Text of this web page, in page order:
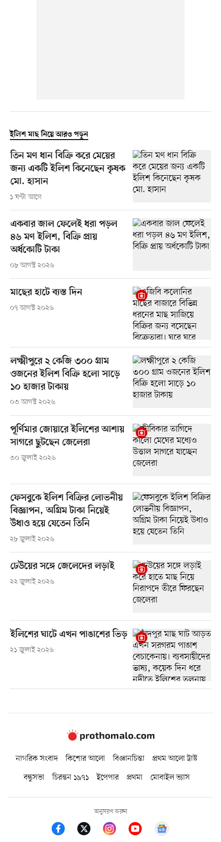
ইলিশ মাছ নিয়ে আরও পড়ুন
তিন মণ ধান বিক্রি করে মেয়ের
জন্য একটি ইলিশ কিনেছেন কৃষক
মো. হাসান
১ ঘণ্টা আগে
একবার জাল ফেলেই ধরা পড়ল
৪৬ মণ ইলিশ, বিক্রি প্রায়
অর্ধকোটি টাকা
০৮ আগস্ট ২০২৬
মাছের হাটে ব্যস্ত দিন
০৭ আগস্ট ২০২৬
লক্ষ্মীপুরে ২ কেজি ৩০০ গ্রাম
ওজনের ইলিশ বিক্রি হলো সাড়ে
১০ হাজার টাকায়
০৩ আগস্ট ২০২৬
পূর্ণিমার জোয়ারে ইলিশের আশায়
সাগরে ছুটছেন জেলেরা
৩০ জুলাই ২০২৬
ফেসবুকে ইলিশ বিক্রির লোভনীয়
বিজ্ঞাপন, অগ্রিম টাকা নিয়েই
উধাও হয়ে যেতেন তিনি
২৮ জুলাই ২০২৬
ঢেউয়ের সঙ্গে জেলেদের লড়াই
২২ জুলাই ২০২৬
ইলিশের ঘাটে এখন পাঙাশের ভিড়
২১ জুলাই ২০২৬
নাগরিক সংবাদ কিশোর আলো বিজ্ঞানচিন্তা
প্রথম আলো ট্রাস্ট
বন্ধুসভা
চিরন্তন ১৯৭১ ইপেপার প্রথমা মোবাইল ভ্যাস
অনুসরণ করুন